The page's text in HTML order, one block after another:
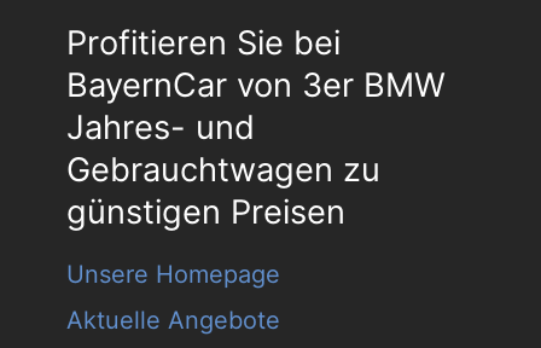
Profitieren Sie bei
BayernCar von 3er BMW
Jahres- und
Gebrauchtwagen zu
günstigen Preisen
Unsere Homepage
Aktuelle Angebote